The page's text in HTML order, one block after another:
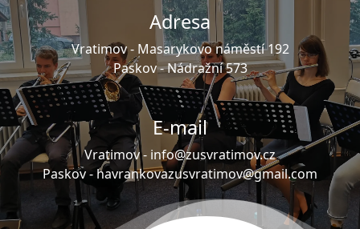
Adresa
Vratimov - Masarykovo náměstí 192
Paskov -Nádražní 573
E-mail
Vratimov - info@zusvratimov.cz
Paskov -havrankovazusvratimov@gmail.com